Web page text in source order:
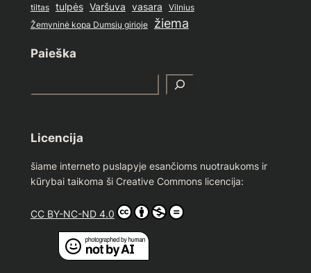
tiltas tulpės Varšuva vasara Vilnius
Žemyninė kopa Dumsių girioje žiema
Paieška
e
c
Licencija
šiame interneto puslapyje esančioms nuotraukoms ir
kūrybai taikoma ši Creative Commons licencija:
CC BY-NC-ND 4.0